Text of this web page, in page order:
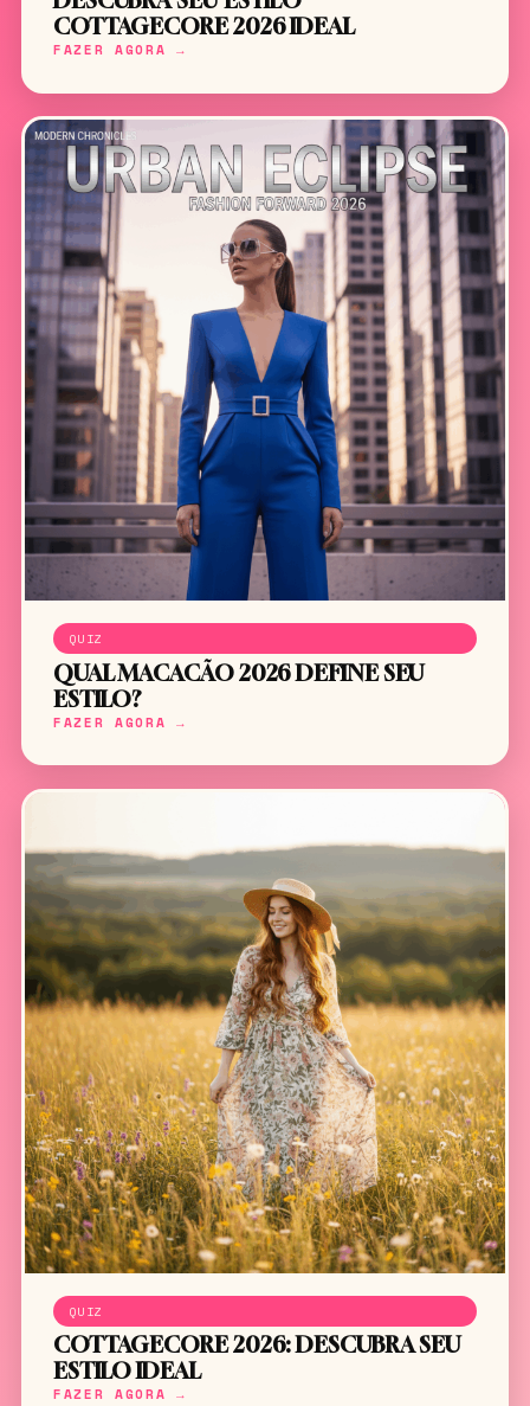
COTTAGECORE 2026 IDEAL
FAZER AGORA →
QUIZ
QUAL MACACÃO 2026 DEFINE SEU
ESTILO?
FAZER AGORA →
QUIZ
COTTAGECORE 2026: DESCUBRA SEU
ESTILO IDEAL
FAZER AGORA →